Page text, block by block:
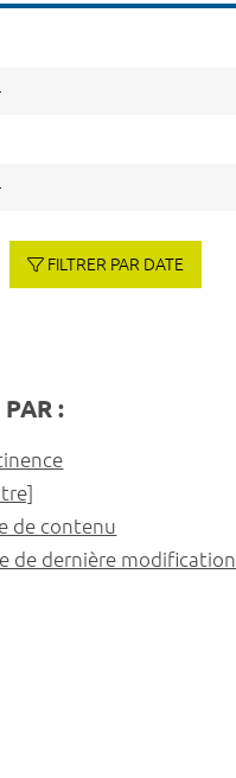
FILTRER PAR DATE
PAR :
de contenu
de dernière modification